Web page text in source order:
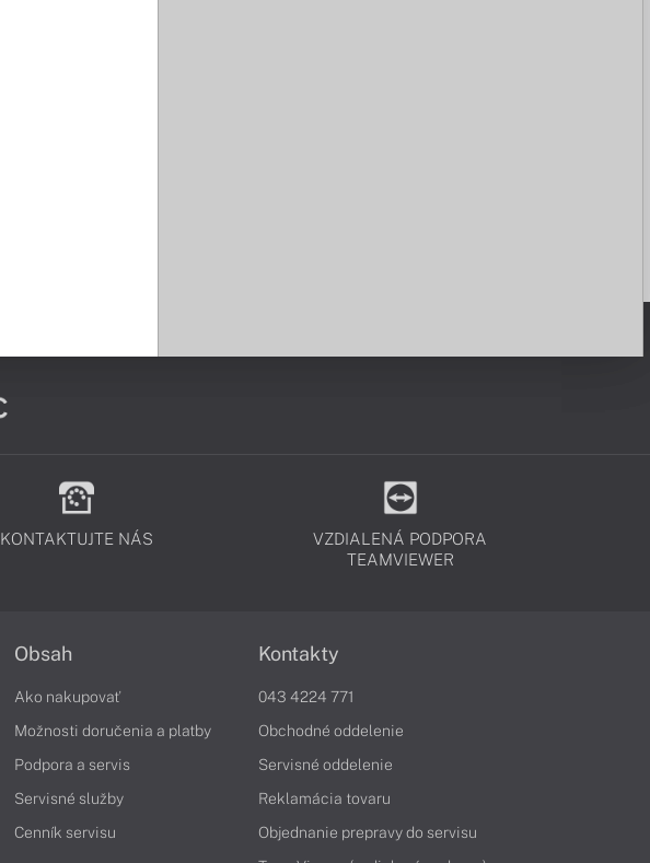
KONTAKTUJTE NÁS
VZDIALENÁ PODPORA
TEAMVIEWER
Obsah
Ako nakupovať
Možnosti doručenia a platby
Podpora a servis
Servisné služby
Cenník servisu
Kontakty
043 4224 771
Obchodné oddelenie
Servisné oddelenie
Reklamácia tovaru
Objednanie prepravy do servisu